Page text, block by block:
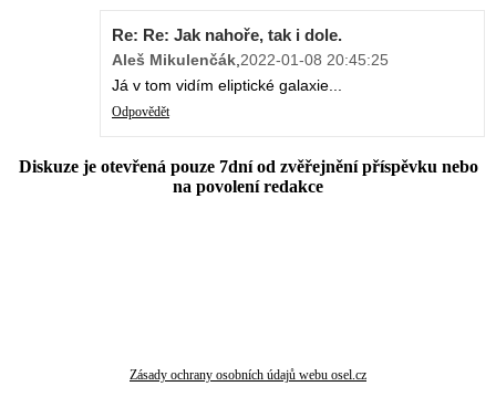
Re: Re: Jak nahoře, tak i dole.
Aleš Mikulenčák,2022-01-08 20:45:25
Já v tom vidím eliptické galaxie...
Odpovědět
Diskuze je otevřená pouze 7dní od zvěřejnění příspěvku nebo
na povolení redakce
Zásady ochrany osobních údajů webu osel.cz